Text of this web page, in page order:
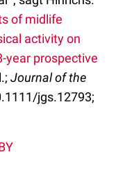
of midlife
activity on
year prospective
Journal of the
jgs.12793;